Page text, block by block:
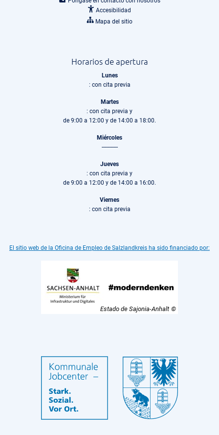
Accesibilidad
Mapa del sitio
Horarios de apertura
Lunes
: con cita previa
Martes
: con cita previa y
de 9:00 a 12:00 y de 14:00 a 18:00.
Miércoles
-----------
Jueves
: con cita previa y
de 9:00 a 12:00 y de 14:00 a 16:00.
Viernes
: con cita previa
El sitio web de la Oficina de Empleo de Salzlandkreis ha sido financiado por:
Estado de Sajonia-Anhalt